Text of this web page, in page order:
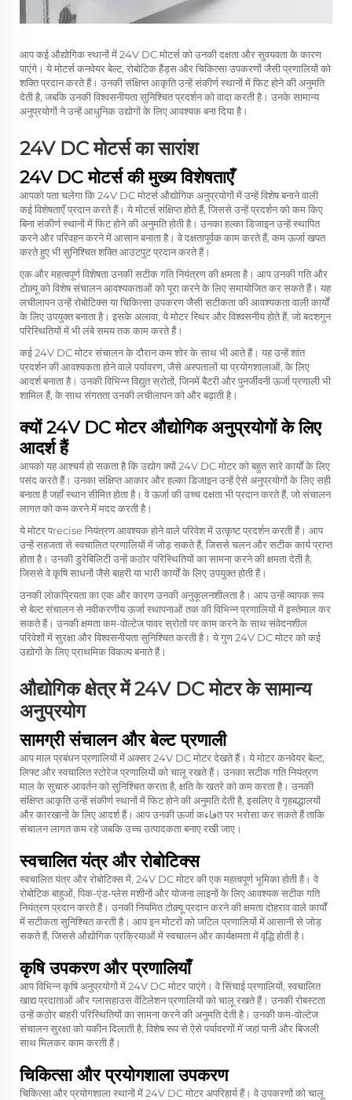
आप कई औद्योगिक स्थानों में 24V DC मोटर्स को उनकी दक्षता और सुवयवता के कारण
पाएंगे। ये मोटर्स कनवेयर बेल्ट, रोबोटिक हैंड्स और चिकित्सा उपकरणों जैसी प्रणालियों को
शक्ति प्रदान करते हैं। उनकी संक्षिप्त आकृति उन्हें संकीर्ण स्थानों में फिट होने की अनुमति
देती है, जबकि उनकी विश्वसनीयता सुनिश्चित प्रदर्शन को वादा करती है। उनके सामान्य
अनुप्रयोगों ने उन्हें आधुनिक उद्योगों के लिए आवश्यक बना दिया है।
24V DC मोटर्स का सारांश
24V DC मोटर्स की मुख्य विशेषताएँ
आपको पता चलेगा कि 24V DC मोटर्स औद्योगिक अनुप्रयोगों में उन्हें विशेष बनाने वाली
कई विशेषताएँ प्रदान करते हैं। ये मोटर्स संक्षिप्त होते हैं, जिससे उन्हें प्रदर्शन को कम किए
बिना संकीर्ण स्थानों में फिट होने की अनुमति होती है। उनका हल्का डिजाइन उन्हें स्थापित
करने और परिवहन करने में आसान बनाता है। वे दक्षतापूर्वक काम करते हैं, कम ऊर्जा खपत
करते हुए भी सुनिश्चित शक्ति आउटपुट प्रदान करते हैं।
एक और महत्वपूर्ण विशेषता उनकी सटीक गति नियंत्रण की क्षमता है। आप उनकी गति और
टोक़्यू को विशेष संचालन आवश्यकताओं को पूरा करने के लिए समायोजित कर सकते हैं। यह
लचीलापन उन्हें रोबोटिक्स या चिकित्सा उपकरण जैसी सटीकता की आवश्यकता वाली कार्यों
के लिए उपयुक्त बनाता है। इसके अलावा, ये मोटर स्थिर और विश्वसनीय होते हैं, जो बदशगुन
परिस्थितियों में भी लंबे समय तक काम करते हैं।
कई 24V DC मोटर संचालन के दौरान कम शोर के साथ भी आते हैं। यह उन्हें शांत
प्रदर्शन की आवश्यकता होने वाले पर्यावरण, जैसे अस्पतालों या प्रयोगशालाओं, के लिए
आदर्श बनाता है। उनकी विभिन्न विद्युत स्रोतों, जिनमें बैटरी और पुनर्जीवनी ऊर्जा प्रणाली भी
शामिल हैं, के साथ संगतता उनकी लचीलापन को और बढ़ाती है।
क्यों 24V DC मोटर औद्योगिक अनुप्रयोगों के लिए
आदर्श हैं
आपको यह आश्चर्य हो सकता है कि उद्योग क्यों 24V DC मोटर को बहुत सारे कार्यों के लिए
पसंद करते हैं। उनका संक्षिप्त आकार और हल्का डिजाइन उन्हें ऐसे अनुप्रयोगों के लिए सही
बनाता है जहाँ स्थान सीमित होता है। वे ऊर्जा की उच्च दक्षता भी प्रदान करते हैं, जो संचालन
लागत को कम करने में मदद करती है।
ये मोटर पrecise नियंत्रण आवश्यक होने वाले परिवेश में उत्कृष्ट प्रदर्शन करती हैं। आप
उन्हें सहजता से स्वचालित प्रणालियों में जोड़ सकते हैं, जिससे चलन और सटीक कार्य प्राप्त
होता है। उनकी डुरेबिलिटी उन्हें कठोर परिस्थितियों का सामना करने की क्षमता देती है,
जिससे वे कृषि साधनों जैसे बाहरी या भारी कार्यों के लिए उपयुक्त होती हैं।
उनकी लोकप्रियता का एक और कारण उनकी अनुकूलनशीलता है। आप उन्हें व्यापक रूप
से बेल्ट संचालन से नवीकरणीय ऊर्जा स्थापनाओं तक की विभिन्न प्रणालियों में इस्तेमाल कर
सकते हैं। उनकी क्षमता कम-वोल्टेज पावर स्रोतों पर काम करने के साथ संवेदनशील
परिवेशों में सुरक्षा और विश्वसनीयता सुनिश्चित करती है। ये गुण 24V DC मोटर को कई
उद्योगों के लिए प्राथमिक विकल्प बनाते हैं।
औद्योगिक क्षेत्र में 24V DC मोटर के सामान्य
अनुप्रयोग
सामग्री संचालन और बेल्ट प्रणाली
आप माल प्रबंधन प्रणालियों में अक्सर 24V DC मोटर देखते हैं। ये मोटर कनवेयर बेल्ट,
लिफ्ट और स्वचालित स्टोरेज प्रणालियों को चालू रखते हैं। उनका सटीक गति नियंत्रण
माल के सुचारु आवर्तन को सुनिश्चित करता है, क्षति के खतरे को कम करता है। उनकी
संक्षिप्त आकृति उन्हें संकीर्ण स्थानों में फिट होने की अनुमति देती है, इसलिए वे गृहबद्धालयों
और कारखानों के लिए आदर्श हैं। आप उनकी ऊर्जा कفاءत पर भरोसा कर सकते हैं ताकि
संचालन लागत कम रहे जबकि उच्च उत्पादकता बनाए रखी जाए।
स्वचालित यंत्र और रोबोटिक्स
स्वचालित यंत्र और रोबोटिक्स में, 24V DC मोटर की एक महत्वपूर्ण भूमिका होती है। वे
रोबोटिक बाहुओं, पिक-एंड-प्लेस मशीनों और योजना लाइनों के लिए आवश्यक सटीक गति
नियंत्रण प्रदान करते हैं। उनकी नियमित टोक़्यू प्रदान करने की क्षमता दोहराव वाले कार्यों
में सटीकता सुनिश्चित करती है। आप इन मोटरों को जटिल प्रणालियों में आसानी से जोड़
सकते हैं, जिससे औद्योगिक प्रक्रियाओं में स्वचालन और कार्यक्षमता में वृद्धि होती है।
कृषि उपकरण और प्रणालियाँ
आप विभिन्न कृषि अनुप्रयोगों में 24V DC मोटर पाएंगे। वे सिंचाई प्रणालियों, स्वचालित
खाद्य प्रदाताओं और ग्लासहाउस वेंटिलेशन प्रणालियों को चालू रखते हैं। उनकी रोबस्टता
उन्हें कठोर बाहरी परिस्थितियों का सामना करने की अनुमति देती है। उनकी कम-वोल्टेज
संचालन सुरक्षा को यकीन दिलाती है, विशेष रूप से ऐसे पर्यावरणों में जहां पानी और बिजली
साथ मिलकर काम करती हैं।
चिकित्सा और प्रयोगशाला उपकरण
चिकित्सा और प्रयोगशाला स्थानों में 24V DC मोटर अपरिहार्य हैं। वे उपकरणों को चालू